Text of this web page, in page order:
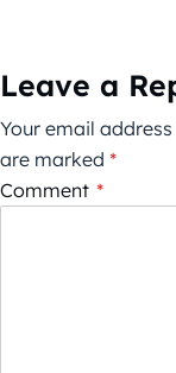
Leave a
Your email
are marked *
Comment *